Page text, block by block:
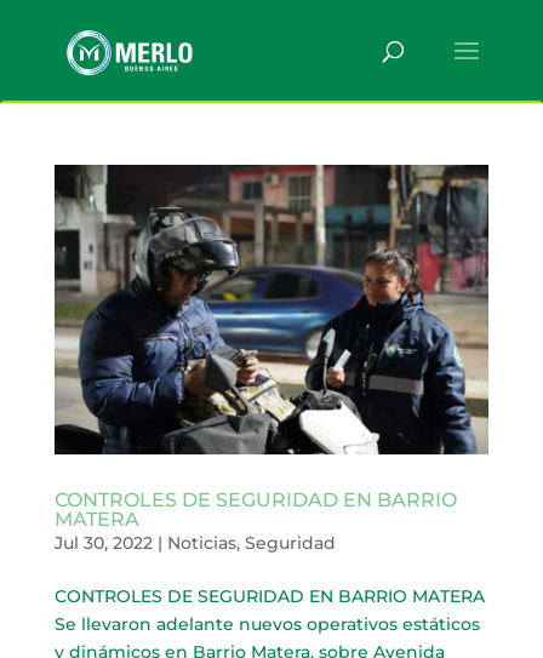
CONTROLES DE SEGURIDAD EN BARRIO
MATERA
Jul 30, 2022| Noticias, Seguridad
CONTROLES DE SEGURIDAD EN BARRIO MATERA
Se llevaron adelante nuevos operativos estáticos
y dinámicos en Barrio Matera, sobre Avenida